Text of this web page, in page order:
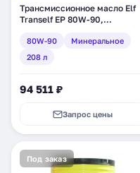
Трансмиссионное масло Elf
Tranself EP 80W-90,
80W-90
Минеральное
208 л
94 511 ₽
Запрос цены
Под заказ